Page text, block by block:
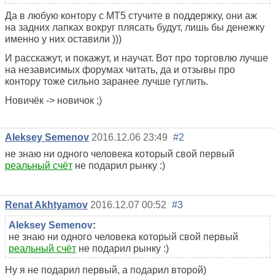
Да в любую контору с МТ5 стучите в поддержку, они аж
на задних лапках вокруг плясать будут, лишь бы денежку
именно у них оставили )))
И расскажут, и покажут, и научат. Вот про торговлю лучше
на независимых форумах читать, да и отзывы про
контору тоже сильно заранее лучше гуглить.
Новичёк -> новичок ;)
Aleksey Semenov 2016.12.06 23:49 #2
не знаю ни одного человека который свой первый
реальный счёт не подарил рынку :)
Renat Akhtyamov 2016.12.07 00:52 #3
Aleksey Semenov:
не знаю ни одного человека который свой первый
реальный счёт не подарил рынку :)
Ну я не подарил первый, а подарил второй)